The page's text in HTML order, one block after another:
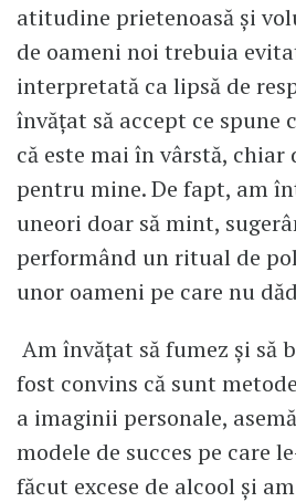
atitudine prietenoasă și
de oameni noi trebuia
interpretată ca lipsă de
învățat să accept ce spune
că este mai în vârstă, chiar
pentru mine. De fapt, am
uneori doar să mint,
performând un ritual de
unor oameni pe care nu
Am învățat să fumez și să
fost convins că sunt
a imaginii personale,
modele de succes pe care
făcut excese de alcool și